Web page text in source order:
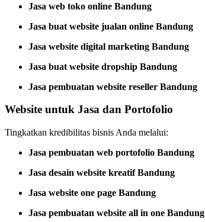
Jasa web toko online Bandung
Jasa buat website jualan online Bandung
Jasa website digital marketing Bandung
Jasa buat website dropship Bandung
Jasa pembuatan website reseller Bandung
Website untuk Jasa dan Portofolio
Tingkatkan kredibilitas bisnis Anda melalui:
Jasa pembuatan web portofolio Bandung
Jasa desain website kreatif Bandung
Jasa website one page Bandung
Jasa pembuatan website all in one Bandung